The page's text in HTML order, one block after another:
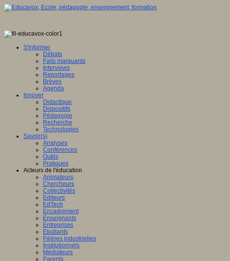
S'informer
Débats
Faits marquants
Interviews
Reportages
Brèves
Agenda
Innover
Didactique
Dispositifs
Pédagogie
Recherche
Technologies
Savoir(s)
Analyses
Conférences
Outils
Pratiques
Acteurs de l'éducation
Animateurs
Chercheurs
Collectivités
Editeurs
EdTech
Encadrement
Enseignants
Entreprises
Etudiants
Filières industrielles
Institutionnels
Médiateurs
Parents